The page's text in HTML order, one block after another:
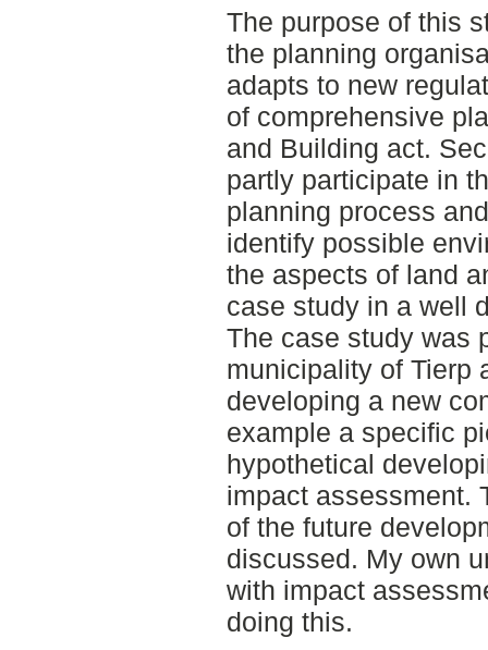
The purpose of this
the planning
adapts to new
of comprehensive
and Building act.
partly participate in
planning process
identify possible
the aspects of land
case study in a well
The case study was
municipality of Tierp
developing a new
example a specific
hypothetical
impact assessment.
of the future
discussed. My own
with impact
doing this.